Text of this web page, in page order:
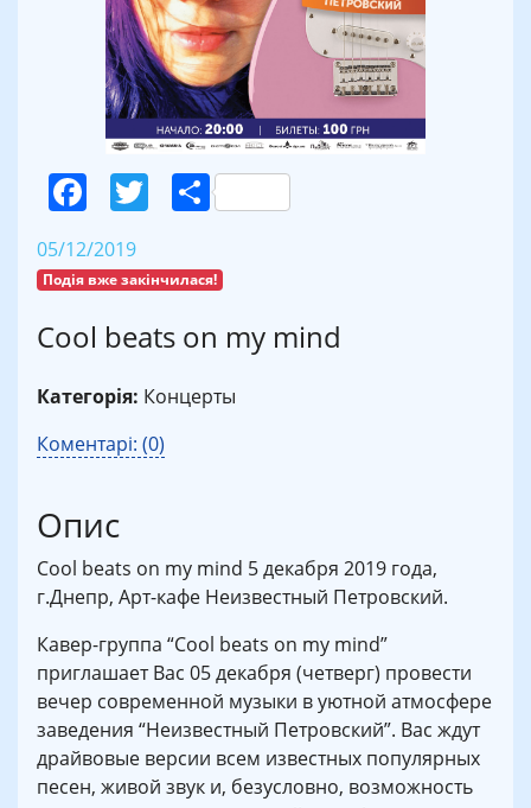
Facebook
Twitter
Поділитися
05/12/2019
Подія вже закінчилася!
Cool beats on my mind
Категорія: Концерты
Коментарі: (0)
Опис
Cool beats on my mind 5 декабря 2019 года,
г.Днепр, Арт-кафе Неизвестный Петровский.
Кавер-группа “Cool beats on my mind”
приглашает Вас 05 декабря (четверг) провести
вечер современной музыки в уютной атмосфере
заведения “Неизвестный Петровский”. Вас ждут
драйвовые версии всем известных популярных
песен, живой звук и, безусловно, возможность